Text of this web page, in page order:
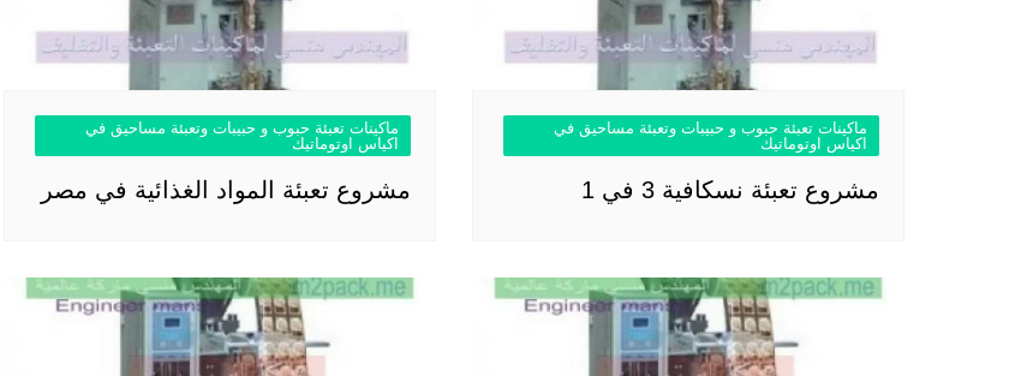
ماكينات تعبئة حبوب و حبيبات وتعبئة مساحيق في
اكياس اوتوماتيك
مشروع تعبئة نسكافية 3 في 1
ماكينات تعبئة حبوب و حبيبات وتعبئة مساحيق في
اكياس اوتوماتيك
مشروع تعبئة المواد الغذائية في مصر